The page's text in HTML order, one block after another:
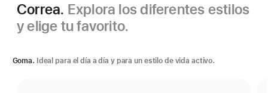
Correa. Explora los diferentes estilos
y elige tu favorito.
Goma. Ideal para el día a día y para un estilo de vida activo.